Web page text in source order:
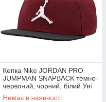
Кепка Nike JORDAN PRO
JUMPMAN SNAPBACK темно-
червоний, чорний, білий Уні
MISC
Немає в наявності